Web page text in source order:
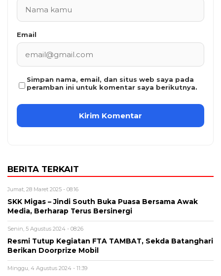
Email
Simpan nama, email, dan situs web saya pada
peramban ini untuk komentar saya berikutnya.
BERITA TERKAIT
Jumat, 28 Maret 2025 - 08:16
SKK Migas – Jindi South Buka Puasa Bersama Awak
Media, Berharap Terus Bersinergi
Senin, 5 Agustus 2024 - 08:26
Resmi Tutup Kegiatan FTA TAMBAT, Sekda Batanghari
Berikan Doorprize Mobil
Minggu, 4 Agustus 2024 - 11:39